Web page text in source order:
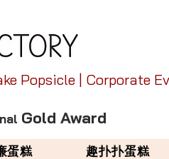
Popsicle | Corporate
Gold Award
蛋糕 趣扑扑蛋糕